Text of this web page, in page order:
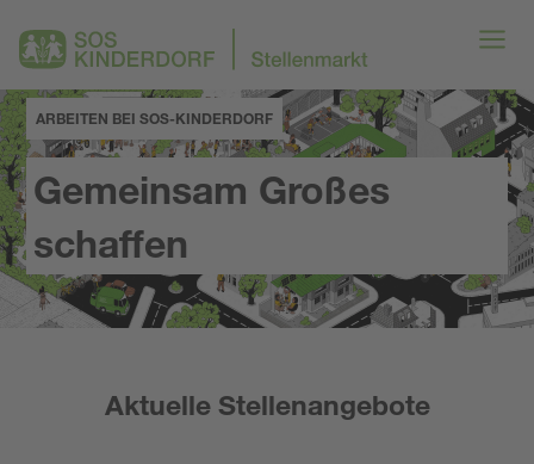
ARBEITEN BEI SOS-KINDERDORF
Gemeinsam Großes
schaffen
Aktuelle Stellenangebote